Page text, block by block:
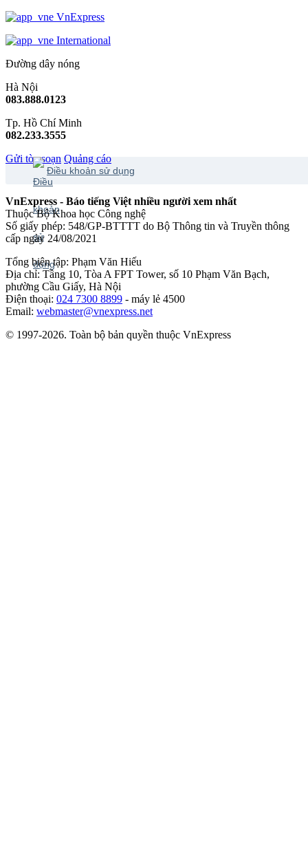
VnExpress
International
Đường dây nóng
Hà Nội
083.888.0123
Tp. Hồ Chí Minh
082.233.3555
Gửi tòa soạn Quảng cáo
Điều khoản sử dụng
VnExpress - Báo tiếng Việt nhiều người xem nhất
Thuộc Bộ Khoa học Công nghệ
Số giấy phép: 548/GP-BTTTT do Bộ Thông tin và Truyền thông
cấp ngày 24/08/2021
Tổng biên tập: Phạm Văn Hiếu
Địa chỉ: Tầng 10, Tòa A FPT Tower, số 10 Phạm Văn Bạch,
phường Cầu Giấy, Hà Nội
Điện thoại: 024 7300 8899 - máy lẻ 4500
Email: webmaster@vnexpress.net
© 1997-2026. Toàn bộ bản quyền thuộc VnExpress